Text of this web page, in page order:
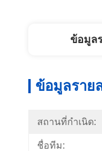
ข้อมูล
ข้อมูลราย
สถานที่กำเนิด:
ชื่อทีม: